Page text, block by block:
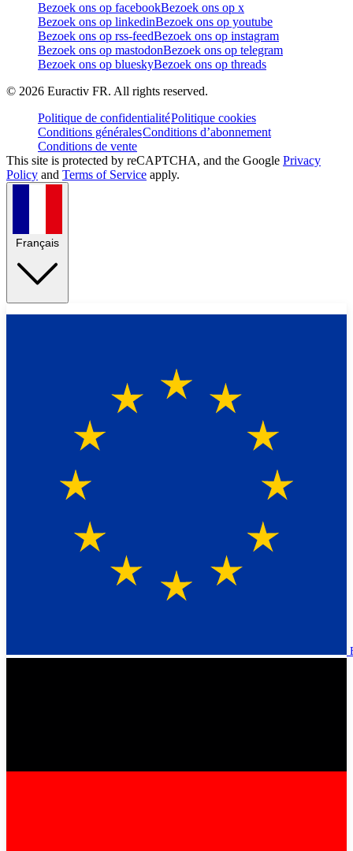
Bezoek ons op facebookBezoek ons op x
Bezoek ons op linkedinBezoek ons op youtube
Bezoek ons op rss-feedBezoek ons op instagram
Bezoek ons op mastodonBezoek ons op telegram
Bezoek ons op blueskyBezoek ons op threads
© 2026 Euractiv FR. All rights reserved.
Politique de confidentialitéPolitique cookies
Conditions généralesConditions d’abonnement
Conditions de vente
This site is protected by reCAPTCHA, and the Google Privacy
Policy and Terms of Service apply.
Français